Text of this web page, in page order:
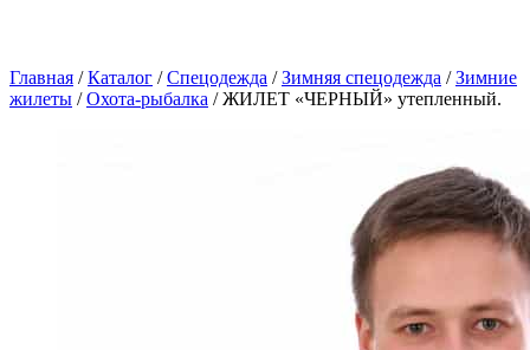
Главная / Каталог / Спецодежда / Зимняя спецодежда / Зимние
жилеты / Охота-рыбалка / ЖИЛЕТ «ЧЕРНЫЙ» утепленный.